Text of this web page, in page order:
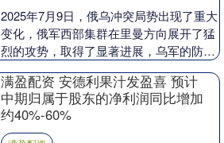
2025年7月9日，俄乌冲突局势出现了重大
变化，俄军西部集群在里曼方向展开了猛
烈的攻势，取得了显著进展，乌军的防线
夏季攻势以....
满盈配资 安德利果汁发盈喜 预计
中期归属于股东的净利润同比增加
约40%-60%